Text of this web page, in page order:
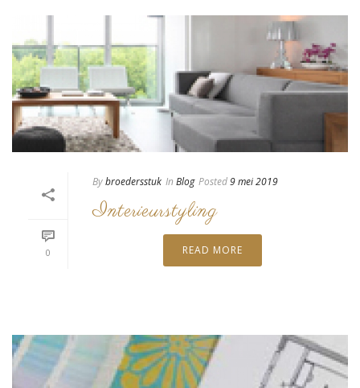
0
Bybroedersstuk In Blog Posted9 mei 2019
Interieurstyling
READ MORE